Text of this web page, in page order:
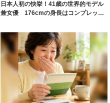
日本人初の快挙！41歳の世界的モデル
兼女優 176cmの身長はコンプレック